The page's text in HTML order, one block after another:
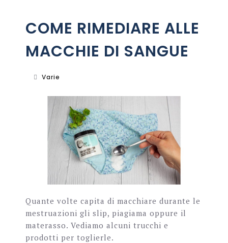
COME RIMEDIARE ALLE
MACCHIE DI SANGUE
Varie
Quante volte capita di macchiare durante le
mestruazioni gli slip, piagiama oppure il
materasso. Vediamo alcuni trucchi e
prodotti per toglierle.